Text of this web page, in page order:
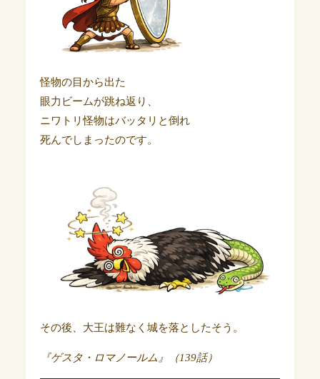
怪物の目から出た
眼力ビームが跳ね返り、
ニワトリ怪物はバッタリと倒れ
死んでしまったのです。
その後、大王は難なく城を落としたそう。
『ゲスタ・ロマノールム』（139話）